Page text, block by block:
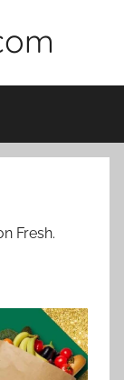
Fresh.